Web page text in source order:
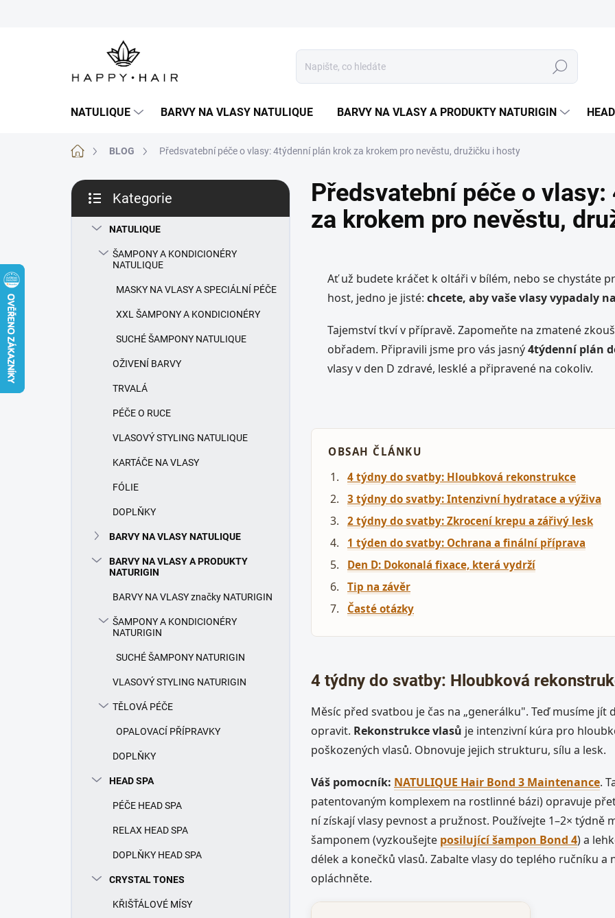
Hledat
NATULIQUE BARVY NA VLASY NATULIQUE BARVY NA VLASY A PRODUKTY NATURIGIN
Domů BLOG Předsvatební péče o vlasy: 4týdenní plán krok za krokem pro nevěstu, družičku i hosty
P
s
kategorie
Kategorie
NATULIQUE
ŠAMPONY A KONDICIONÉRY
NATULIQUE
MASKY NA VLASY A SPECIÁLNÍ PÉČE
XXL ŠAMPONY A KONDICIONÉRY
SUCHÉ ŠAMPONY NATULIQUE
OŽIVENÍ BARVY
TRVALÁ
PÉČE O RUCE
VLASOVÝ STYLING NATULIQUE
KARTÁČE NA VLASY
FÓLIE
DOPLŇKY
BARVY NA VLASY NATULIQUE
BARVY NA VLASY A PRODUKTY
NATURIGIN
BARVY NA VLASY značky NATURIGIN
ŠAMPONY A KONDICIONÉRY
NATURIGIN
SUCHÉ ŠAMPONY NATURIGIN
VLASOVÝ STYLING NATURIGIN
TĚLOVÁ PÉČE
OPALOVACÍ PŘÍPRAVKY
DOPLŇKY
HEAD SPA
PÉČE HEAD SPA
RELAX HEAD SPA
DOPLŇKY HEAD SPA
CRYSTAL TONES
KŘIŠŤÁLOVÉ MÍSY
Předsvatební péče o
za krokem pro nevěstu,
Ať už budete kráčet k oltáři v bílém, nebo se chystáte
host, jedno je jisté: chcete, aby vaše vlasy vypadaly
Tajemství tkví v přípravě. Zapomeňte na zmatené
obřadem. Připravili jsme pro vás jasný4týdenní plán
vlasy v den D zdravé, lesklé a připravené na cokoliv.
OBSAH ČLÁNKU
4 týdny do svatby: Hloubková rekonstrukce
3 týdny do svatby: Intenzivní hydratace a výživa
2 týdny do svatby: Zkrocení krepu a zářivý lesk
1 týden do svatby: Ochrana a finální příprava
Den D: Dokonalá fixace, která vydrží
Tip na závěr
Časté otázky
4 týdny do svatby: Hloubková
Měsíc před svatbou je čas na „generálku". Teď musíme jít
opravit. Rekonstrukce vlasů je intenzivní kúra pro
poškozených vlasů. Obnovuje jejich strukturu, sílu a lesk.
Váš pomocník: NATULIQUE Hair Bond 3 Maintenance.
patentovaným komplexem na rostlinné bázi) opravuje
ní získají vlasy pevnost a pružnost. Používejte 1–2×
šamponem (vyzkoušejte posilující šampon Bond 4) a
délek a konečků vlasů. Zabalte vlasy do teplého ručníku
opláchněte.